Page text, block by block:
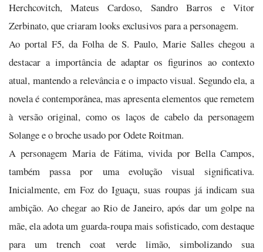
Herchcovitch, Mateus Cardoso, Sandro Barros e Vitor
Zerbinato, que criaram looks exclusivos para a personagem.
Ao portal F5, da Folha de S. Paulo, Marie Salles chegou a
destacar a importância de adaptar os figurinos ao contexto
atual, mantendo a relevância e o impacto visual. Segundo ela, a
novela é contemporânea, mas apresenta elementos que remetem
à versão original, como os laços de cabelo da personagem
Solange e o broche usado por Odete Roitman.
A personagem Maria de Fátima, vivida por Bella Campos,
também passa por uma evolução visual significativa.
Inicialmente, em Foz do Iguaçu, suas roupas já indicam sua
ambição. Ao chegar ao Rio de Janeiro, após dar um golpe na
mãe, ela adota um guarda-roupa mais sofisticado, com destaque
para um trench coat verde limão, simbolizando sua